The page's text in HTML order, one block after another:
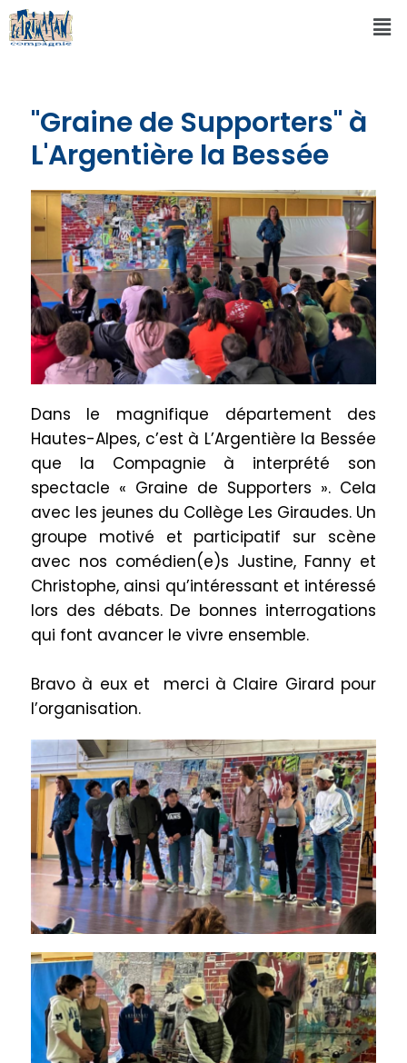
"Graine de Supporters" à
L'Argentière la Bessée
Dans le magnifique département des
Hautes-Alpes, c’est à L’Argentière la Bessée
que la Compagnie à interprété son
spectacle « Graine de Supporters ». Cela
avec les jeunes du Collège Les Giraudes. Un
groupe motivé et participatif sur scène
avec nos comédien(e)s Justine, Fanny et
Christophe, ainsi qu’intéressant et intéressé
lors des débats. De bonnes interrogations
qui font avancer le vivre ensemble.
Bravo à eux et merci à Claire Girard pour
l’organisation.